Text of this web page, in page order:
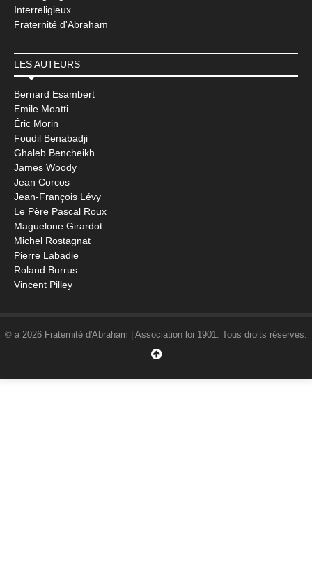
Interreligieux
Fraternité d'Abraham
LES AUTEURS
Bernard Esambert
Emile Moatti
Éric Morin
Foudil Benabadji
Ghaleb Bencheikh
James Woody
Jean Corcos
Jean-François Lévy
Le Père Pascal Roux
Maguelone Girardot
Michel Rostagnat
Pierre Labadie
Roland Burrus
Vincent Pilley
© a 2026 Fraternité d'Abraham | Association loi 1901. Tous droits réservés.